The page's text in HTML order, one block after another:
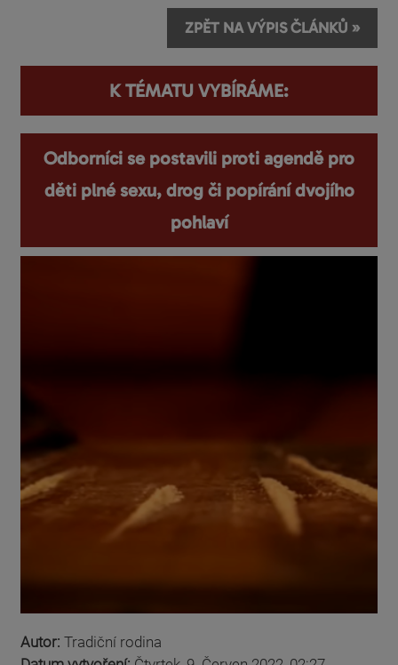
ZPĚT NA VÝPIS ČLÁNKŮ »
K TÉMATU VYBÍRÁME:
Odborníci se postavili proti agendě pro
děti plné sexu, drog či popírání dvojího
pohlaví
Autor: Tradiční rodina